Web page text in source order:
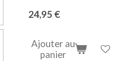
24,95 €
Ajouter au
panier